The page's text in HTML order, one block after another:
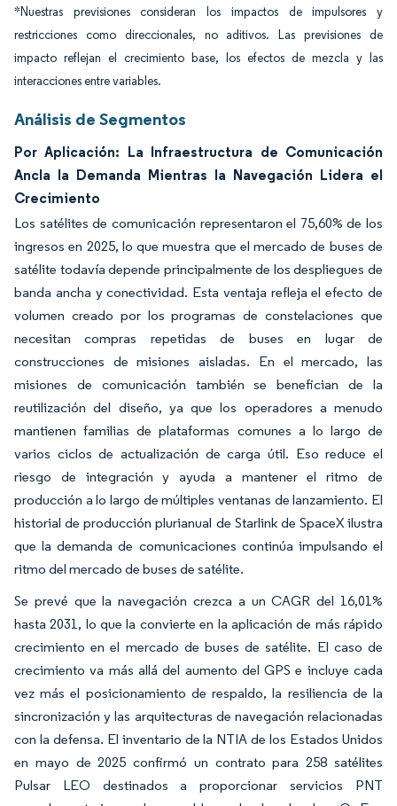
*Nuestras previsiones consideran los impactos de impulsores y
restricciones como direccionales, no aditivos. Las previsiones de
impacto reflejan el crecimiento base, los efectos de mezcla y las
interacciones entre variables.
Análisis de Segmentos
Por Aplicación: La Infraestructura de Comunicación
Ancla la Demanda Mientras la Navegación Lidera el
Crecimiento
Los satélites de comunicación representaron el 75,60% de los
ingresos en 2025, lo que muestra que el mercado de buses de
satélite todavía depende principalmente de los despliegues de
banda ancha y conectividad. Esta ventaja refleja el efecto de
volumen creado por los programas de constelaciones que
necesitan compras repetidas de buses en lugar de
construcciones de misiones aisladas. En el mercado, las
misiones de comunicación también se benefician de la
reutilización del diseño, ya que los operadores a menudo
mantienen familias de plataformas comunes a lo largo de
varios ciclos de actualización de carga útil. Eso reduce el
riesgo de integración y ayuda a mantener el ritmo de
producción a lo largo de múltiples ventanas de lanzamiento. El
historial de producción plurianual de Starlink de SpaceX ilustra
que la demanda de comunicaciones continúa impulsando el
ritmo del mercado de buses de satélite.
Se prevé que la navegación crezca a un CAGR del 16,01%
hasta 2031, lo que la convierte en la aplicación de más rápido
crecimiento en el mercado de buses de satélite. El caso de
crecimiento va más allá del aumento del GPS e incluye cada
vez más el posicionamiento de respaldo, la resiliencia de la
sincronización y las arquitecturas de navegación relacionadas
con la defensa. El inventario de la NTIA de los Estados Unidos
en mayo de 2025 confirmó un contrato para 258 satélites
Pulsar LEO destinados a proporcionar servicios PNT